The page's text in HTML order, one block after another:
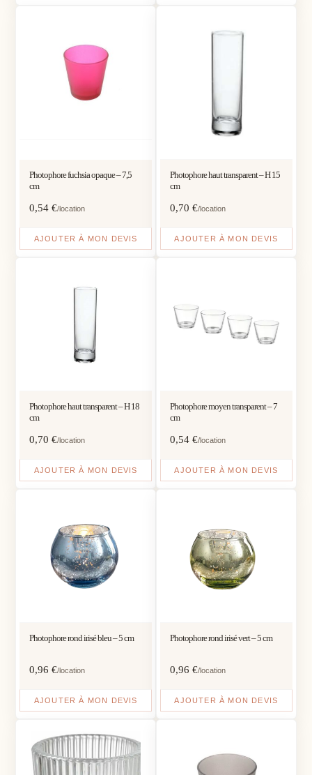
Photophore fuchsia opaque – 7,5
cm
0,54€/location
AJOUTER À MON DEVIS
Photophore haut transparent – H 15
cm
0,70 €/location
AJOUTER À MON DEVIS
Photophore haut transparent – H 18
cm
0,70€/location
AJOUTER À MON DEVIS
Photophore moyen transparent – 7
cm
0,54 €/location
AJOUTER À MON DEVIS
Photophore rond irisé bleu – 5 cm
0,96€/location
AJOUTER À MON DEVIS
Photophore rond irisé vert – 5 cm
0,96 €/location
AJOUTER À MON DEVIS